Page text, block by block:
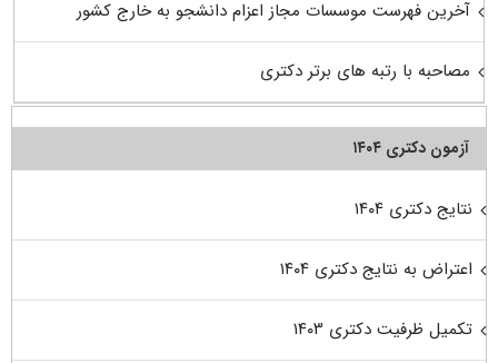
آخرین فهرست موسسات مجاز اعزام دانشجو به خارج کشور
مصاحبه با رتبه های برتر دکتری
آزمون دکتری ۱۴۰۴
نتایج دکتری ۱۴۰۴
اعتراض به نتایج دکتری ۱۴۰۴
تکمیل ظرفیت دکتری ۱۴۰۳